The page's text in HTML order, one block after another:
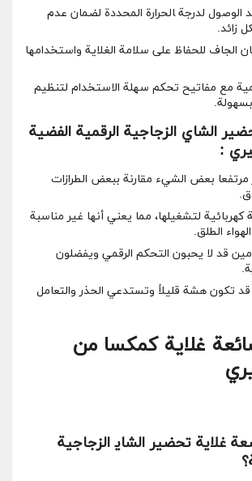
الوصول لدرجة ‍الحرارة المحددة لضمان عدم
زائد.
الجاف للحفاظ على ⁤سلامة ⁢الغلاية واستخدامها
مع مفاتيح تحكم سهلة الاستخدام لتنظيم
الشاي الزجاجية الرقمية‍ الفضية
:
بعض الشيء مقارنة ببعض ⁣الطرازات
لتشغيلها، مما ‌يعني أنها ​غير مناسبة
الطلق.
⁣قد لا ​يحبون التحكم الرقمي ‌ويفضلون
قد تكون هشة قليلاً وتستدعي الحذر والتعامل
غلاية كمكسا من
غلاية⁤ تحضير الشاي‍ الزجاجية